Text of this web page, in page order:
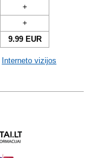
+
+
9.99 EUR
Interneto vizijos